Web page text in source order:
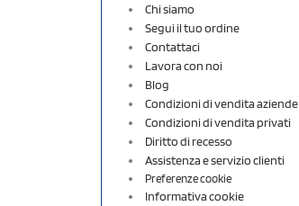
Chi siamo
Segui il tuo ordine
Contattaci
Lavora con noi
Blog
Condizioni di vendita aziende
Condizioni di vendita privati
Diritto di recesso
Assistenza e servizio clienti
Preferenze cookie
Informativa cookie